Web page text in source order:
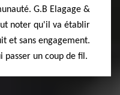
G.B Elagage &
noter qu'il va établir
et sans engagement.
un coup de fil.